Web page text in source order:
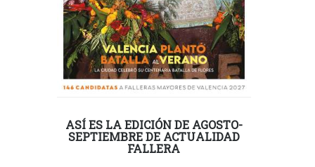
ASÍ ES LA EDICIÓN DE AGOSTO-
SEPTIEMBRE DE ACTUALIDAD
FALLERA